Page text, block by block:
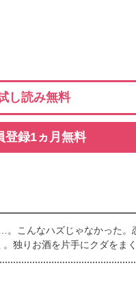
し読み無料
登録1ヵ月無料
こんなハズじゃなかった。
独りお酒を片手にクダをま
さん。彼はおとぎ話の王子